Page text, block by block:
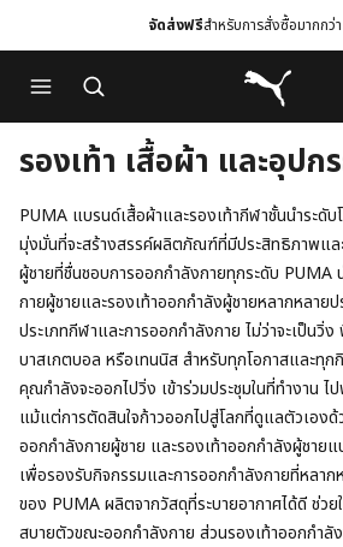
to
Main
content
to
Footer
Content
จัดส่งฟรีสำหรับการสั่งซื้อมากกว่
Puma โฮม
รองเท้า เสื้อผ้า และอุป
PUMA แบรนด์เสื้อผ้าและรองเท้ากีฬาชั้นนำระดั
มุ่งมั่นที่จะสร้างสรรค์ผลิตภัณฑ์ที่มีประสิทธิภาพแ
ผู้ชายที่ชื่นชอบการออกกำลังกายทุกระดับ PUMA
กายผู้ชายและรองเท้าออกกำลังผู้ชายหลากหลายป
ประเภทกีฬาและการออกกำลังกาย ไม่ว่าจะเป็นวิ่
บาสเกตบอล หรือเทนนิส สำหรับทุกโอกาสและทุก
คุณกำลังจะออกไปวิ่ง เข้าร่วมประชุมในที่ทำงาน
แม้แต่การตัดสินใจก้าวออกไปสู่โลกที่ดูแลตัวเอง
ออกกำลังกายผู้ชาย และรองเท้าออกกำลังผู้ชาย
เพื่อรองรับกิจกรรมและการออกกำลังกายที่หลาก
ของ PUMA ผลิตจากวัสดุที่ระบายอากาศได้ดี ช่วย
สบายตัวขณะออกกำลังกาย ส่วนรองเท้าออกกำ